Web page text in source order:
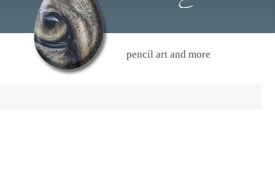
pencil art and more